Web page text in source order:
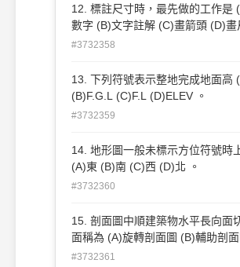
12. 標註尺寸時，最先做的工作是
數字 (B)文字註解 (C)畫箭頭 (D)畫
線 。
#3732358
13. 下列符號表示整地完成地面高
(B)F.G.L (C)F.L (D)ELEV 。
#3732359
14. 地形圖一般未標示方位符號時
(A)東 (B)南 (C)西 (D)北 。
#3732360
15. 剖面圖中順建築物水平長向面
面稱為 (A)旋轉剖面圖 (B)輔助剖
開剖面圖 (D)橫剖面圖 。
#3732361